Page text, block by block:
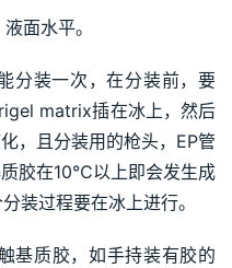
面水平。
分装一次，在分装前，要
matrix插在冰上，然后
，且分装用的枪头，EP管
胶在10℃以上即会发生成
装过程要在冰上进行。
基质胶，如手持装有胶的